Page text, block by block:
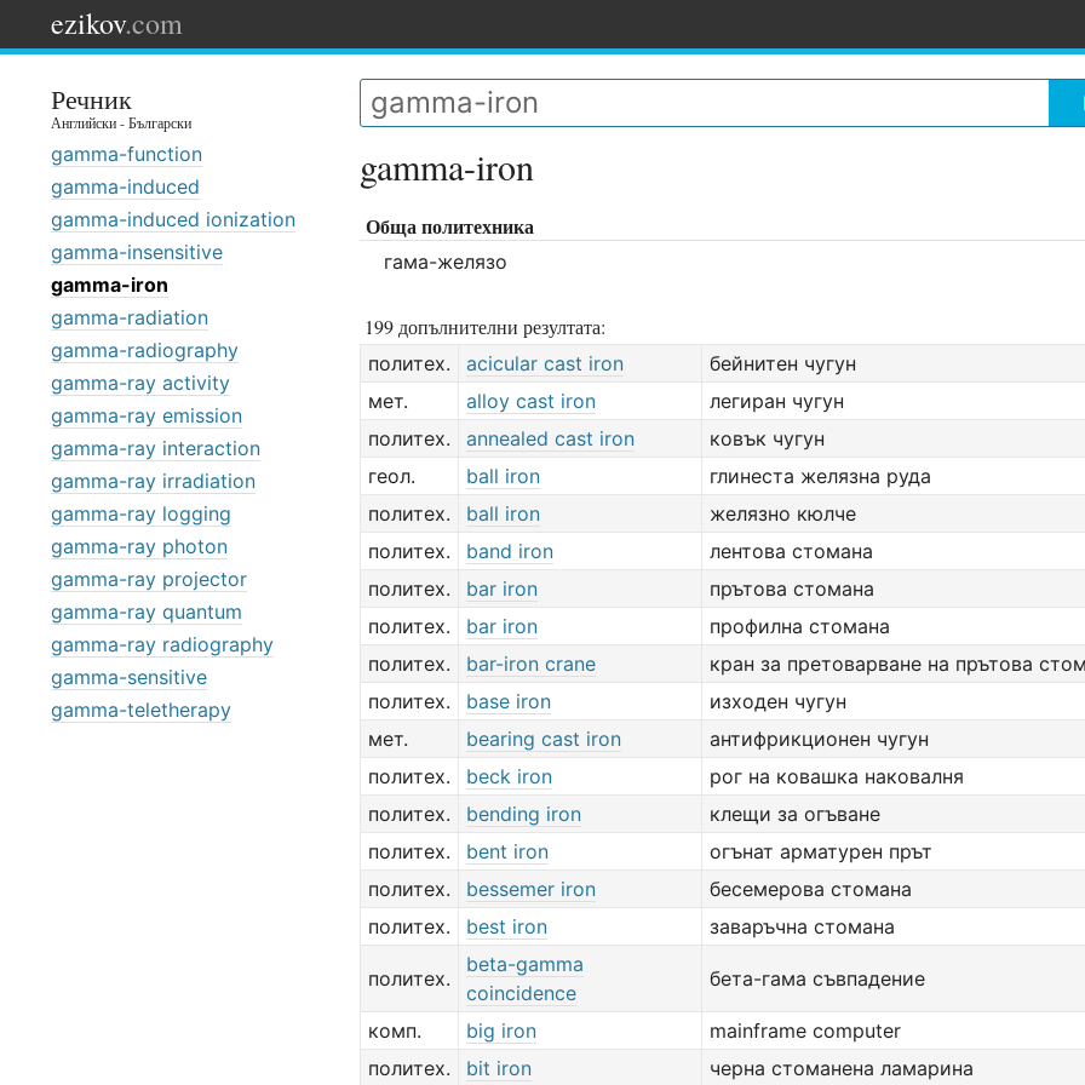
ezikov.com
Речник
Английски - Български
gamma-function
gamma-induced
gamma-induced ionization
gamma-insensitive
gamma-iron
gamma-radiation
gamma-radiography
gamma-ray activity
gamma-ray emission
gamma-ray interaction
gamma-ray irradiation
gamma-ray logging
gamma-ray photon
gamma-ray projector
gamma-ray quantum
gamma-ray radiography
gamma-sensitive
gamma-teletherapy
gamma-iron
Обща политехника
гама-желязо
199 допълнителни резултата:
политех. acicular cast iron
бейнитен чугун
мет.
alloy cast iron
легиран чугун
политех.
annealed cast iron
ковък чугун
геол.
ball iron
глинеста желязна руда
политех.
ball iron
желязно кюлче
политех.
band iron
лентова стомана
политех.
bar iron
прътова стомана
политех.
bar iron
профилна стомана
политех.
bar-iron crane
кран за претоварване на прътова
политех.
base iron
изходен чугун
мет.
bearing cast iron
антифрикционен чугун
политех.
beck iron
рог на ковашка наковалня
политех.
bending iron
клещи за огъване
политех.
bent iron
огънат арматурен прът
политех.
bessemer iron
бесемерова стомана
политех.
best iron заваръчна стомана
политех.
beta-gamma
coincidence
бета-гама съвпадение
комп. big iron
mainframe computer
политех.
bit iron черна стоманена ламарина